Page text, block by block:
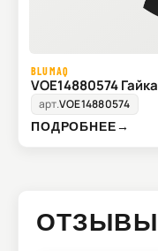
BLUMAQ
VOE14880574 Гайка
арт.VOE14880574
ПОДРОБНЕЕ→
ОТЗЫВЫ